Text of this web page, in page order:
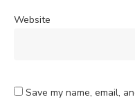
Website
Save my name, email,